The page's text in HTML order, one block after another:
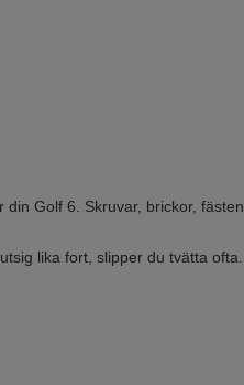
Golf 6. Skruvar, brickor,
lika fort, slipper du tvätta